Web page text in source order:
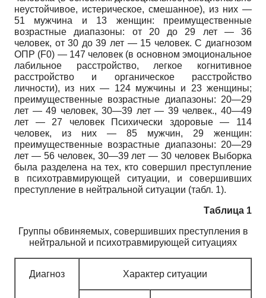
неустойчивое, истерическое, смешанное), из них —
51 мужчина и 13 женщин: преимущественные
возрастные диапазоны: от 20 до 29 лет — 36
человек, от 30 до 39 лет — 15 человек. С диагнозом
ОПР (F0) — 147 человек (в основном эмоциональное
лабильное расстройство, легкое когнитивное
расстройство и органическое расстройство
личности), из них — 124 мужчины и 23 женщины;
преимущественные возрастные диапазоны: 20—29
лет — 49 человек, 30—39 лет — 39 челвек., 40—49
лет — 27 человек Психически здоровые — 114
человек, из них — 85 мужчин, 29 женщин:
преимущественные возрастные диапазоны: 20—29
лет — 56 человек, 30—39 лет — 30 человек Выборка
была разделена на тех, кто совершил преступление
в психотравмирующей ситуации, и совершивших
преступление в нейтральной ситуации (табл. 1).
Таблица 1
Группы обвиняемых, совершивших преступления в
нейтральной и психотравмирующей ситуациях
Диагноз Характер ситуации